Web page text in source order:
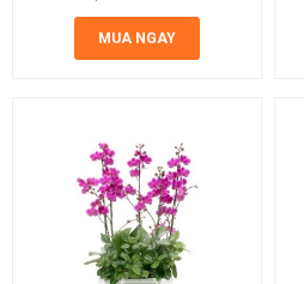
MUA NGAY